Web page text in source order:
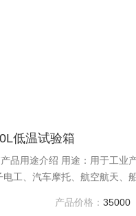
低温试验箱
品用途介绍 用途：用于工业
工、汽车摩托、航空航天、船
项性能指标
产品价格： 35000